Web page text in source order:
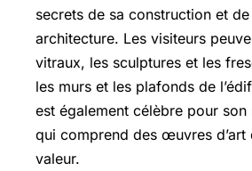
secrets de sa construction et
architecture. Les visiteurs
vitraux, les sculptures et les
les murs et les plafonds de
est également célèbre pour
qui comprend des œuvres d’art
valeur.